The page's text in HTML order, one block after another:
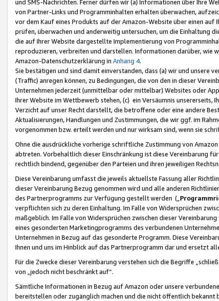
und SMS-Nachrichten. Ferner dürfen wir (a) Informationen über Ihre
von Partner-Links und Programminhalten erhalten überwachen,
vor dem Kauf eines Produkts auf der Amazon-Website über einen
prüfen, überwachen und anderweitig untersuchen, um die Einhaltung
die auf Ihrer Website dargestellte Implementierung von
reproduzieren, verbreiten und darstellen. Informationen darüber, wie
Amazon-Datenschutzerklärung in Anhang 4.
Sie bestätigen und sind damit einverstanden, dass (a) wir und
(Traffic) anregen können, zu Bedingungen, die von den in dieser
Unternehmen jederzeit (unmittelbar oder mittelbar) Websites oder
Ihrer Website im Wettbewerb stehen, (c) ein Versäumnis unsererseits,
Verzicht auf unser Recht darstellt, die betroffene oder eine andere
Aktualisierungen, Handlungen und Zustimmungen, die wir ggf. im
vorgenommen bzw. erteilt werden und nur wirksam sind, wenn sie
Ohne die ausdrückliche vorherige schriftliche Zustimmung von
abtreten. Vorbehaltlich dieser Einschränkung ist diese Vereinbarung
rechtlich bindend, gegenüber den Parteien und ihren jeweiligen
Diese Vereinbarung umfasst die jeweils aktuellste Fassung aller
dieser Vereinbarung Bezug genommen wird und alle anderen
des Partnerprogramms zur Verfügung gestellt werden („
verpflichten sich zu deren Einhaltung. Im Falle von Widersprüchen
maßgeblich. Im Falle von Widersprüchen zwischen dieser
eines gesonderten Marketingprogramms des verbundenen
Unternehmen in Bezug auf das gesonderte Programm. Diese
Ihnen und uns im Hinblick auf das Partnerprogramm dar und ersetzt
Für die Zwecke dieser Vereinbarung verstehen sich die Begriffe
von „jedoch nicht beschränkt auf“.
Sämtliche Informationen in Bezug auf Amazon oder unsere
bereitstellen oder zugänglich machen und die nicht öffentlich